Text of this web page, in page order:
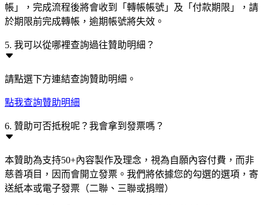
帳」，完成流程後將會收到「轉帳帳號」及「付款期限」，請
於期限前完成轉帳，逾期帳號將失效。
5. 我可以從哪裡查詢過往贊助明細？
請點選下方連結查詢贊助明細。
點我查詢贊助明細
6. 贊助可否抵稅呢？我會拿到發票嗎？
本贊助為支持50+內容製作及理念，視為自願內容付費，而非
慈善項目，因而會開立發票。我們將依據您的勾選的選項，寄
送紙本或電子發票（二聯、三聯或捐贈）